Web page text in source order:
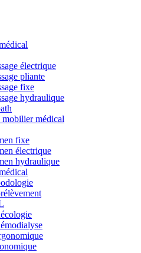
électrique
pliante
fixe
hydraulique
mobilier médical
fixe
électrique
hydraulique